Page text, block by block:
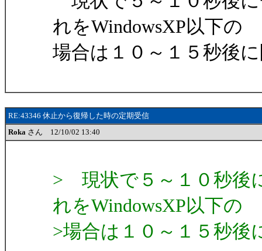
れをWindowsXP以下の
場合は１０～１５秒後
RE:43346 休止から復帰した時の定期受信
Roka さん 12/10/02 13:40
> 現状で５～１０秒後
れをWindowsXP以下の
>場合は１０～１５秒